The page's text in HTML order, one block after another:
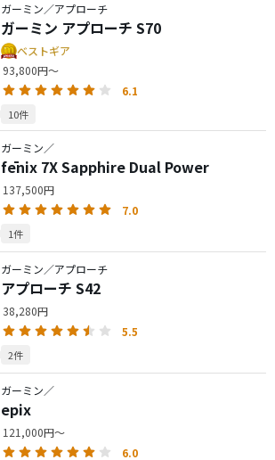
ガーミン／アプローチ
ガーミン アプローチ S70
ベストギア
93,800円～
6.1
10件
ガーミン／
fēnix 7X Sapphire Dual Power
137,500円
7.0
1件
ガーミン／アプローチ
アプローチ S42
38,280円
5.5
2件
ガーミン／
epix
121,000円～
6.0